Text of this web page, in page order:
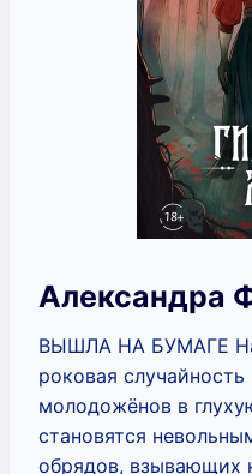
Александра
ВЫШЛА НА БУМАГЕ
роковая
молодожёнов в
становятся
обрядов, взывающих